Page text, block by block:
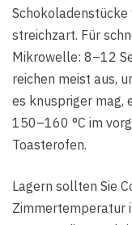
Schokoladenstücke
streichzart. Für
Mikrowelle: 8–12
reichen meist aus,
es knuspriger mag,
150–160 °C im
Toasterofen.
Lagern sollten Sie
Zimmertemperatur